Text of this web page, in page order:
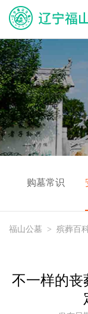
购墓常识
福山公墓 > 殡葬百
不一样的